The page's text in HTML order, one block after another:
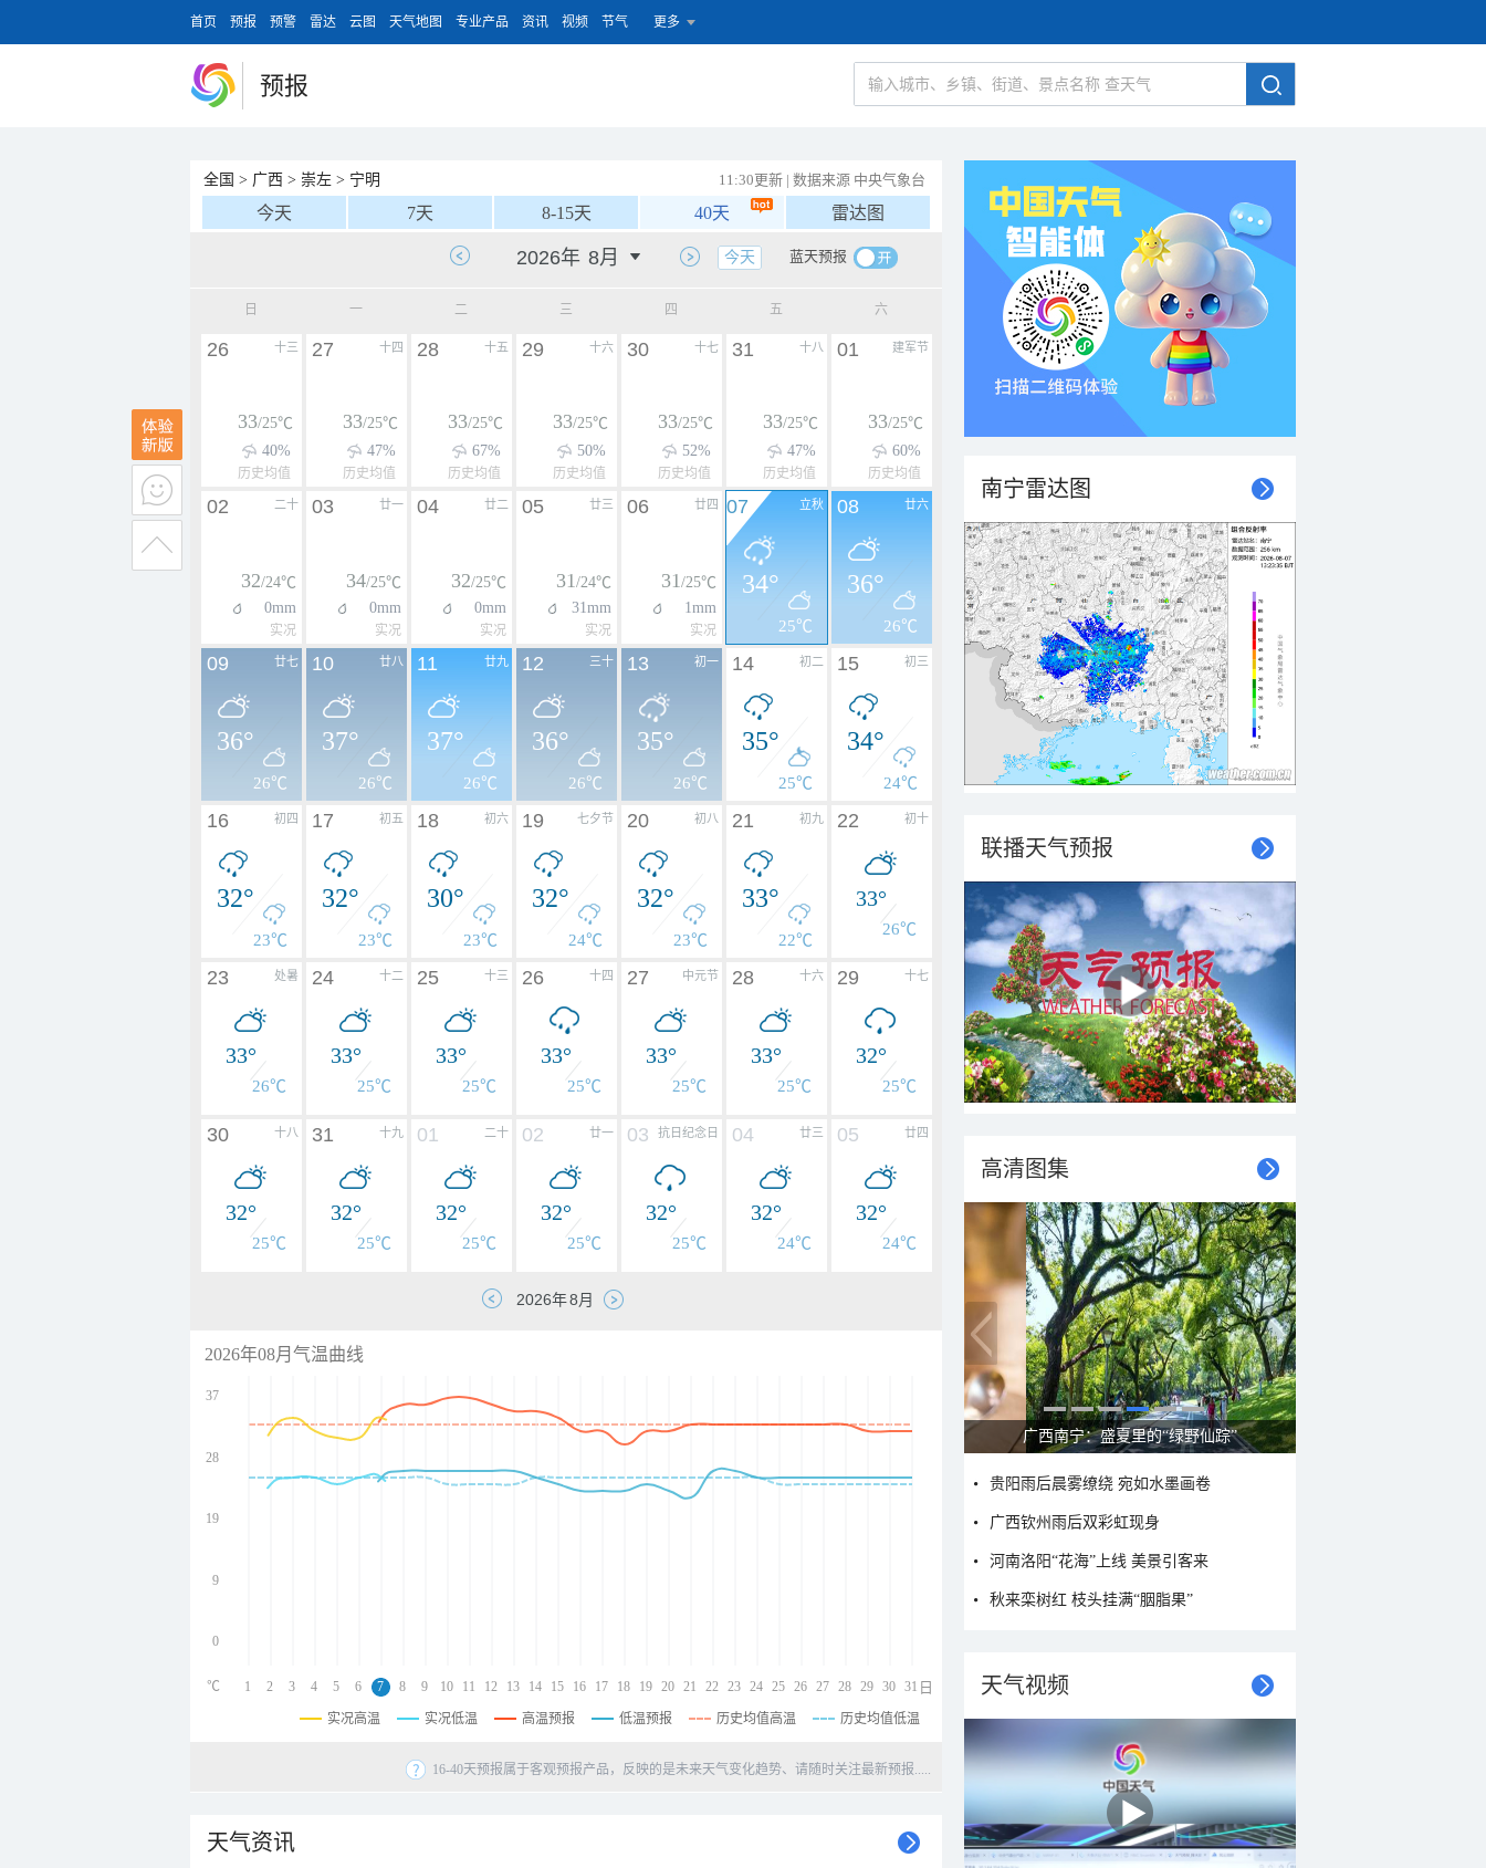
首页 预报 预警 雷达 云图 天气地图 专业产品 资讯 视频 节气 更多
预报
全国 > 广西 > 崇左 > 宁明 11:30更新 | 数据来源 中央气象台
今天 7天 8-15天 40天 雷达图
蓝天预报
今天
日 一 二 三 四 五 六
十三
26
33/25℃
40%
历史均值
十四
27
33/25℃
47%
历史均值
十五
28
33/25℃
67%
历史均值
十六
29
33/25℃
50%
历史均值
十七
30
33/25℃
52%
历史均值
十八
31
33/25℃
47%
历史均值
建军节
01
33/25℃
60%
历史均值
二十
02
32/24℃
0mm
实况
廿一
03
34/25℃
0mm
实况
廿二
04
32/25℃
0mm
实况
廿三
05
31/24℃
31mm
实况
廿四
06
31/25℃
1mm
实况
立秋
07
34°
25℃
廿六
08
36°
26℃
廿七
09
36°
26℃
廿八
10
37°
26℃
廿九
11
37°
26℃
三十
12
36°
26℃
初一
13
35°
26℃
初二
14
35°
25℃
初三
15
34°
24℃
初四
16
32°
23℃
初五
17
32°
23℃
初六
18
30°
23℃
七夕节
19
32°
24℃
初八
20
32°
23℃
初九
21
33°
22℃
初十
22
33°
26℃
处暑
23
33°
26℃
十二
24
33°
25℃
十三
25
33°
25℃
十四
26
33°
25℃
中元节
27
33°
25℃
十六
28
33°
25℃
十七
29
32°
25℃
十八
30
32°
25℃
十九
31
32°
25℃
二十
01
32°
25℃
廿一
02
32°
25℃
抗日纪念日
03
32°
25℃
廿三
04
32°
24℃
廿四
05
32°
24℃
2026年08月气温曲线
37
28
19
9
0
1 2 3 4 5 6 7 8 9 10 11 12 13 14 15 16 17 18 19 20 21 22 23 24 25 26 27 28 29 30 31
℃ 日
实况高温 实况低温 高温预报 低温预报 历史均值高温 历史均值低温
16-40天预报属于客观预报产品，反映的是未来天气变化趋势、请随时关注最新预报.....
天气资讯
南宁雷达图
联播天气预报
高清图集
广西南宁：盛夏里的“绿野仙踪”
贵阳雨后晨雾缭绕 宛如水墨画卷
广西钦州雨后双彩虹现身
河南洛阳“花海”上线 美景引客来
秋来栾树红 枝头挂满“胭脂果”
天气视频